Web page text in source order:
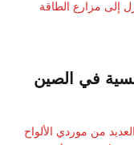
إلى مزارع الطاقة
في الصين
من موردي الألواح